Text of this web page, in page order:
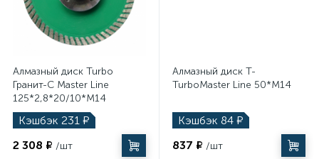
Алмазный диск Turbo
Гранит-С Master Line
125*2,8*20/10*M14
Кэшбэк 231 ₽
2 308 ₽ /шт
Алмазный диск T-
TurboMaster Line 50*M14
Кэшбэк 84 ₽
837 ₽ /шт